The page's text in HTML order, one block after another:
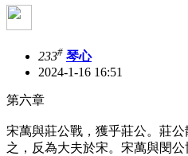
233# 琴心
2024-1-16 16:51
第六章
宋萬與莊公戰，獲乎莊公。莊
之，反為大夫於宋。宋萬與閔